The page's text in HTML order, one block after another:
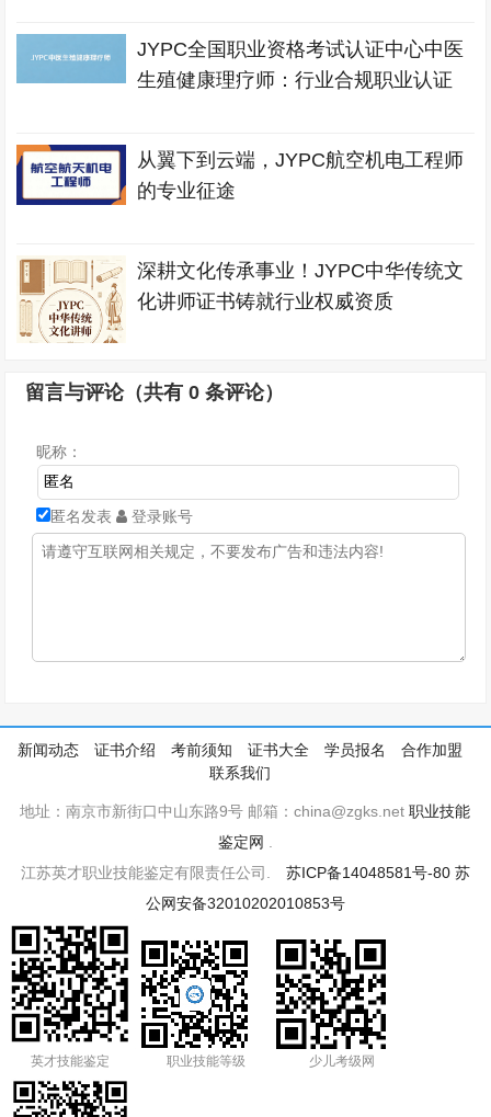
JYPC全国职业资格考试认证中心中医
生殖健康理疗师：行业合规职业认证
从翼下到云端，JYPC航空机电工程师
的专业征途
深耕文化传承事业！JYPC中华传统文
化讲师证书铸就行业权威资质
留言与评论（共有0 条评论）
昵称：
匿名发表 登录账号
新闻动态 证书介绍 考前须知 证书大全 学员报名
合作加盟
联系我们
地址：南京市新街口中山东路9号 邮箱：china@zgks.net职业技能
鉴定网
江苏英才职业技能鉴定有限责任公司. 苏ICP备14048581号-80 苏
公网安备32010202010853号
英才技能鉴定 职业技能等级 少儿考级网